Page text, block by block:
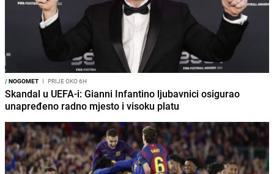
/NOGOMET I PRIJE OKO 6H
Skandal u UEFA-i: Gianni Infantino ljubavnici osigurao
unapređeno radno mjesto i visoku platu